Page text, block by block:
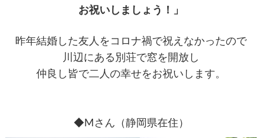
お祝いしましょう！」
昨年結婚した友人をコロナ禍で祝えなかったので
川辺にある別荘で窓を開放し
仲良し皆で二人の幸せをお祝いします。
◆Mさん（静岡県在住）